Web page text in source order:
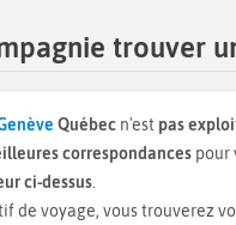
trouver
Québec n'est pas
correspondances pour
ci-dessus.
de voyage, vous trouverez